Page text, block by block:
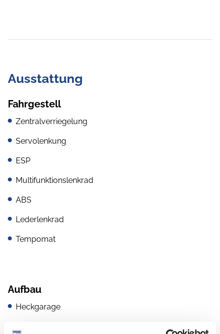
Ausstattung
Fahrgestell
Zentralverriegelung
Servolenkung
ESP
Multifunktionslenkrad
ABS
Lederlenkrad
Tempomat
Aufbau
Heckgarage